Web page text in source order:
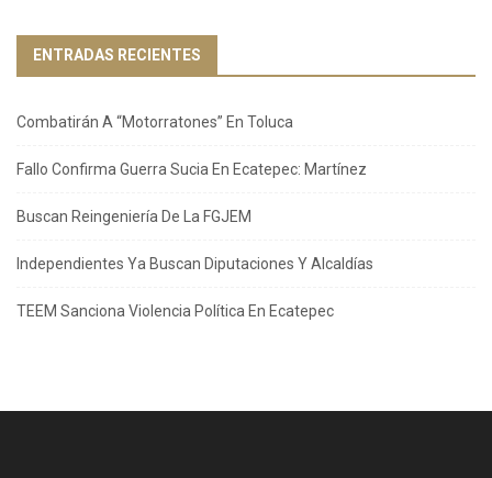
ENTRADAS RECIENTES
Combatirán A “Motorratones” En Toluca
Fallo Confirma Guerra Sucia En Ecatepec: Martínez
Buscan Reingeniería De La FGJEM
Independientes Ya Buscan Diputaciones Y Alcaldías
TEEM Sanciona Violencia Política En Ecatepec